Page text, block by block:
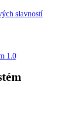
slavností